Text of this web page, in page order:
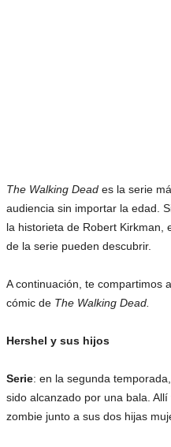
The Walking Deades la serie
audiencia sin importar la edad.
la historieta de Robert Kirkman,
de la serie pueden descubrir.
A continuación, te compartimos
cómic de The Walking Dead.
Hershel y sus hijos
Serie: en la segunda
sido alcanzado por una bala.
zombie junto a sus dos hijas